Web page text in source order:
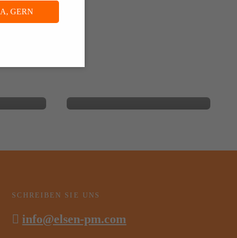
SCHREIBEN SIE UNS
info@elsen-pm.com
GERN